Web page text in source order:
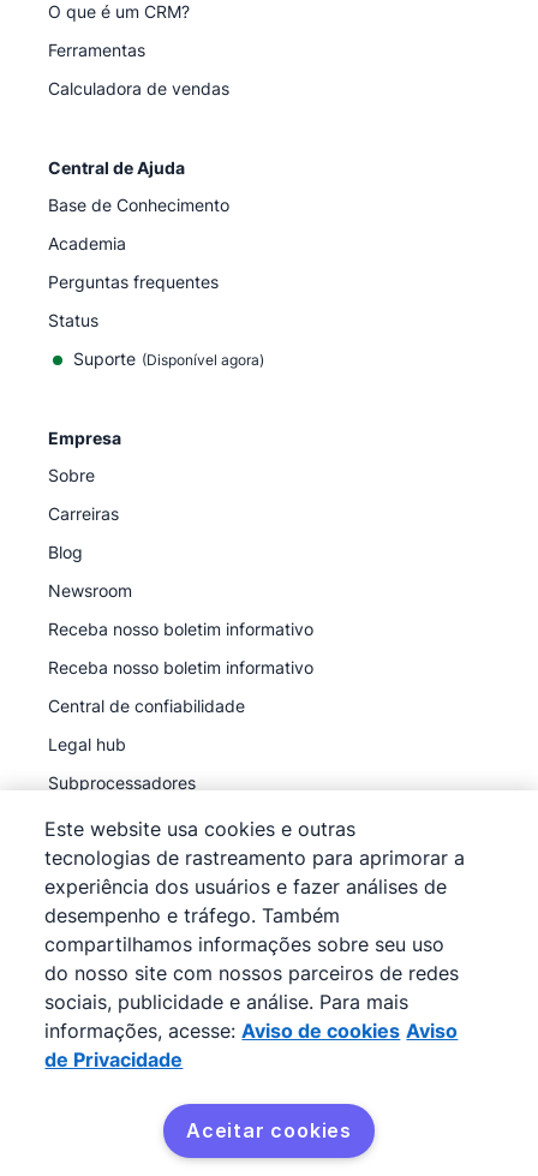
O que é um CRM?
Ferramentas
Calculadora de vendas
Central de Ajuda
Base de Conhecimento
Academia
Perguntas frequentes
Status
Suporte (Disponível agora)
Empresa
Sobre
Carreiras
Blog
Newsroom
Receba nosso boletim informativo
Receba nosso boletim informativo
Central de confiabilidade
Legal hub
Subprocessadores
©2026Pipedrive
Pipedrive
Termos de Serviço
Pipedrive
Aviso de Privacidade
Mapa do site
Aviso de cookies
Preferências de cookies
O Pipedrive é um CRM de vendas baseado na web.
Este website usa cookies e outras
tecnologias de rastreamento para aprimorar a
experiência dos usuários e fazer análises de
desempenho e tráfego. Também
compartilhamos informações sobre seu uso
do nosso site com nossos parceiros de redes
sociais, publicidade e análise. Para mais
informações, acesse: Aviso de cookies Aviso
de Privacidade
Aceitar cookies